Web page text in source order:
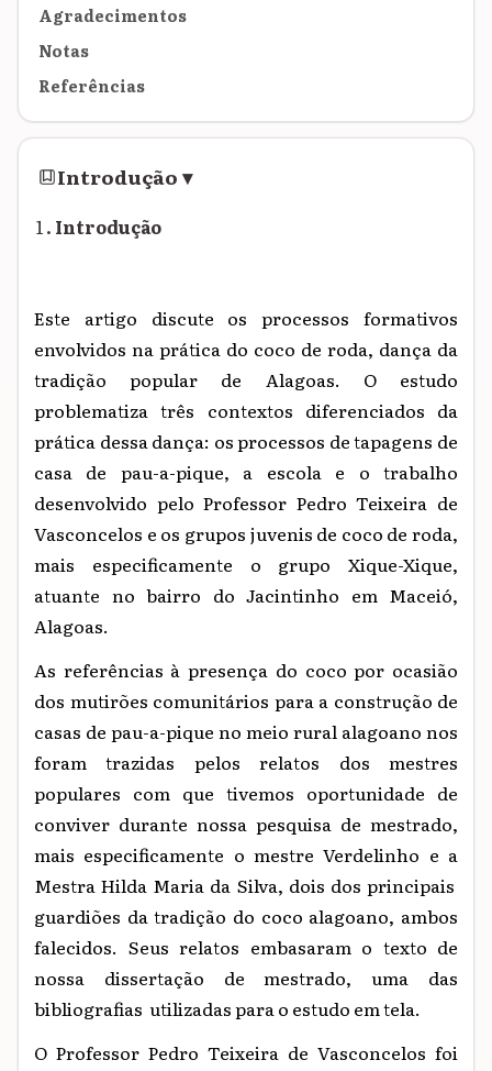
Agradecimentos
Notas
Referências
Introdução▾
Introdução
Este artigo discute os processos formativos
envolvidos na prática do coco de roda, dança da
tradição popular de Alagoas. O estudo
problematiza três contextos diferenciados da
prática dessa dança: os processos de tapagens de
casa de pau-a-pique, a escola e o trabalho
desenvolvido pelo Professor Pedro Teixeira de
Vasconcelos e os grupos juvenis de coco de roda,
mais especificamente o grupo Xique-Xique,
atuante no bairro do Jacintinho em Maceió,
Alagoas.
As referências à presença do coco por ocasião
dos mutirões comunitários para a construção de
casas de pau-a-pique no meio rural alagoano nos
foram trazidas pelos relatos dos mestres
populares com que tivemos oportunidade de
conviver durante nossa pesquisa de mestrado,
mais especificamente o mestre Verdelinho e a
Mestra Hilda Maria da Silva, dois dos principais
guardiões da tradição do coco alagoano, ambos
falecidos. Seus relatos embasaram o texto de
nossa dissertação de mestrado, uma das
bibliografias utilizadas para o estudo em tela.
O Professor Pedro Teixeira de Vasconcelos foi